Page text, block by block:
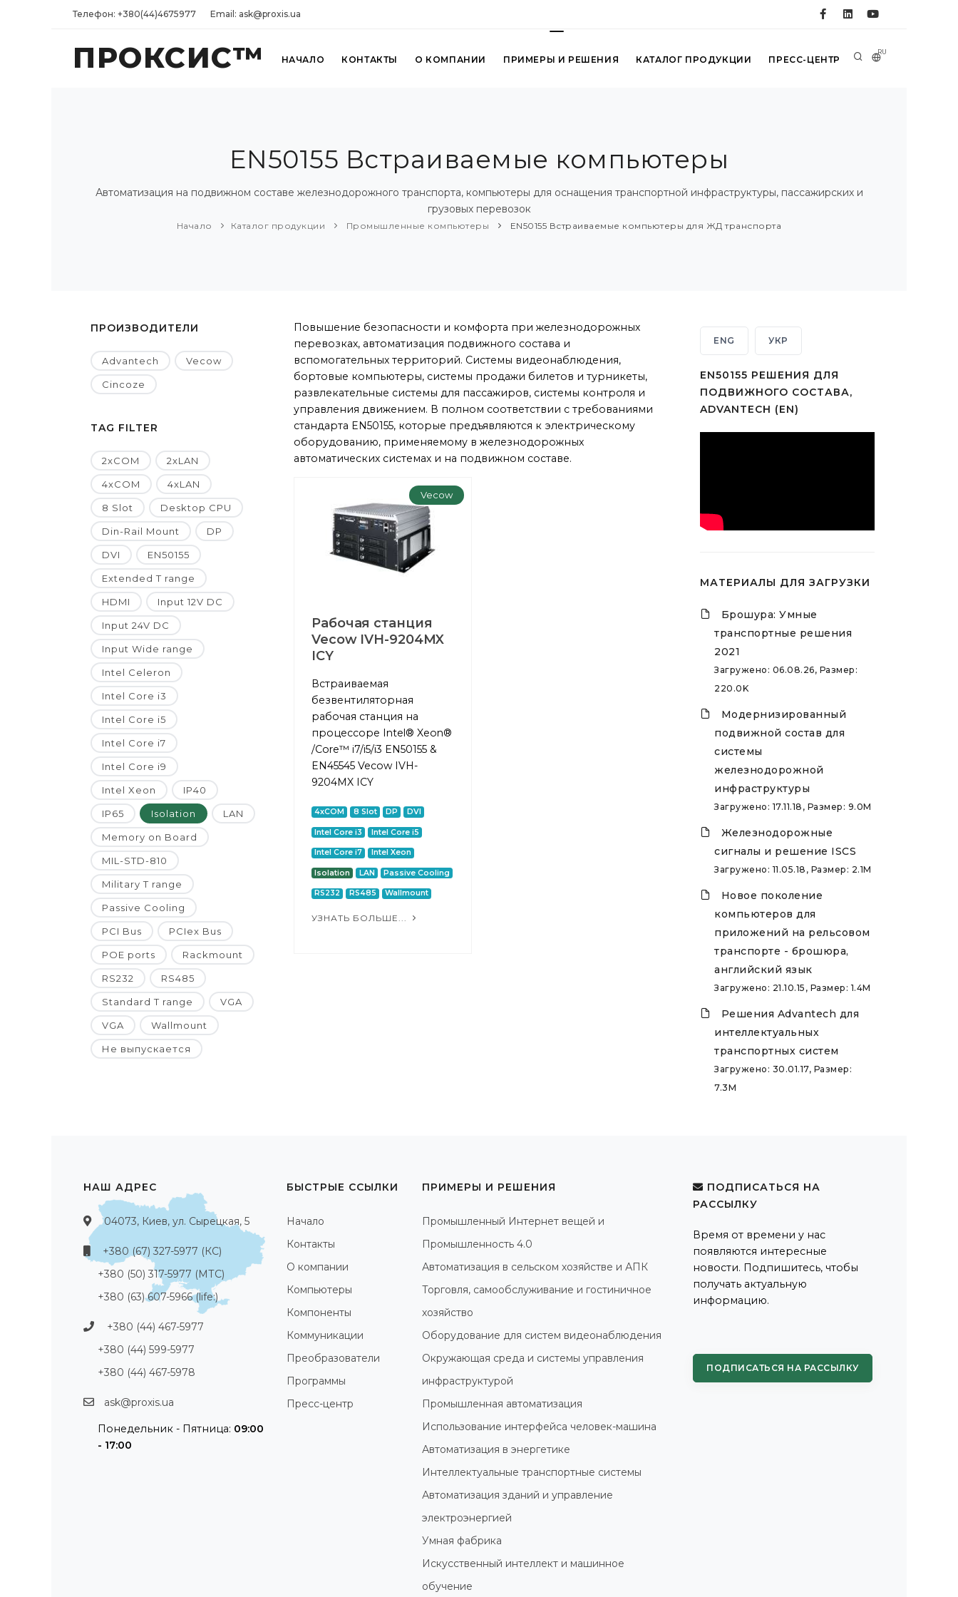
Телефон: +380(44)4675977 Email: ask@proxis.ua
ПРОКСИС™ RU
НАЧАЛО КОНТАКТЫ О КОМПАНИИ ПРИМЕРЫ И РЕШЕНИЯ КАТАЛОГ ПРОДУКЦИИ ПРЕСС-ЦЕНТР
EN50155 Встраиваемые компьютеры
Автоматизация на подвижном составе железнодорожного транспорта, компьютеры для оснащения транспортной инфраструктуры, пассажирских и
грузовых перевозок
Начало Каталог продукции Промышленные компьютеры EN50155 Встраиваемые компьютеры для ЖД транспорта
ПРОИЗВОДИТЕЛИ
Advantech Vecow
Cincoze
TAG FILTER
2xCOM 2xLAN
4xCOM 4xLAN
8 Slot Desktop CPU
Din-Rail Mount DP
DVI EN50155
Extended T range
HDMI Input 12V DC
Input 24V DC
Input Wide range
Intel Celeron
Intel Core i3
Intel Core i5
Intel Core i7
Intel Core i9
Intel Xeon IP40
IP65 Isolation LAN
Memory on Board
MIL-STD-810
Military T range
Passive Cooling
PCI Bus PCIex Bus
POE ports Rackmount
RS232 RS485
Standard T range VGA
VGA Wallmount
Не выпускается
Повышение безопасности и комфорта при железнодорожных
перевозках, автоматизация подвижного состава и
вспомогательных территорий. Системы видеонаблюдения,
бортовые компьютеры, системы продажи билетов и турникеты,
развлекательные системы для пассажиров, системы контроля и
управления движением. В полном соответствии с требованиями
стандарта EN50155, которые предъявляются к электрическому
оборудованию, применяемому в железнодорожных
автоматических системах и на подвижном составе.
Vecow
Рабочая станция
Vecow IVH-9204MX
ICY
Встраиваемая
безвентиляторная
рабочая станция на
процессоре Intel® Xeon®
/Core™ i7/i5/i3 EN50155 &
EN45545 Vecow IVH-
9204MX ICY
4xCOM 8 Slot DP DVI
Intel Core i3 Intel Core i5
Intel Core i7 Intel Xeon
Isolation LAN Passive Cooling
RS232 RS485 Wallmount
УЗНАТЬ БОЛЬШЕ...
ENG УКР
EN50155 РЕШЕНИЯ ДЛЯ
ПОДВИЖНОГО СОСТАВА,
ADVANTECH (EN)
МАТЕРИАЛЫ ДЛЯ ЗАГРУЗКИ
Брошура: Умные
транспортные решения
2021
Загружено: 06.08.26, Размер:
220.0K
Модернизированный
подвижной состав для
системы
железнодорожной
инфраструктуры
Загружено: 17.11.18, Размер: 9.0M
Железнодорожные
сигналы и решение ISCS
Загружено: 11.05.18, Размер: 2.1M
Новое поколение
компьютеров для
приложений на рельсовом
транспорте - брошюра,
английский язык
Загружено: 21.10.15, Размер: 1.4M
Решения Advantech для
интеллектуальных
транспортных систем
Загружено: 30.01.17, Размер:
7.3M
НАШ АДРЕС
04073, Киев, ул. Сырецкая, 5
+380 (67) 327-5977 (КС)
+380 (50) 317-5977 (МТС)
+380 (63) 607-5966 (life:)
+380 (44) 467-5977
+380 (44) 599-5977
+380 (44) 467-5978
ask@proxis.ua
Понедельник - Пятница: 09:00
- 17:00
БЫСТРЫЕ ССЫЛКИ
Начало
Контакты
О компании
Компьютеры
Компоненты
Коммуникации
Преобразователи
Программы
Пресс-центр
ПРИМЕРЫ И РЕШЕНИЯ
Промышленный Интернет вещей и
Промышленность 4.0
Автоматизация в сельском хозяйстве и АПК
Торговля, самообслуживание и гостиничное
хозяйство
Оборудование для систем видеонаблюдения
Окружающая среда и системы управления
инфраструктурой
Промышленная автоматизация
Использование интерфейса человек-машина
Автоматизация в энергетике
Интеллектуальные транспортные системы
Автоматизация зданий и управление
электроэнергией
Умная фабрика
Искусственный интеллект и машинное
обучение
ПОДПИСАТЬСЯ НА
РАССЫЛКУ
Время от времени у нас
появляются интересные
новости. Подпишитесь, чтобы
получать актуальную
информацию.
ПОДПИСАТЬСЯ НА РАССЫЛКУ